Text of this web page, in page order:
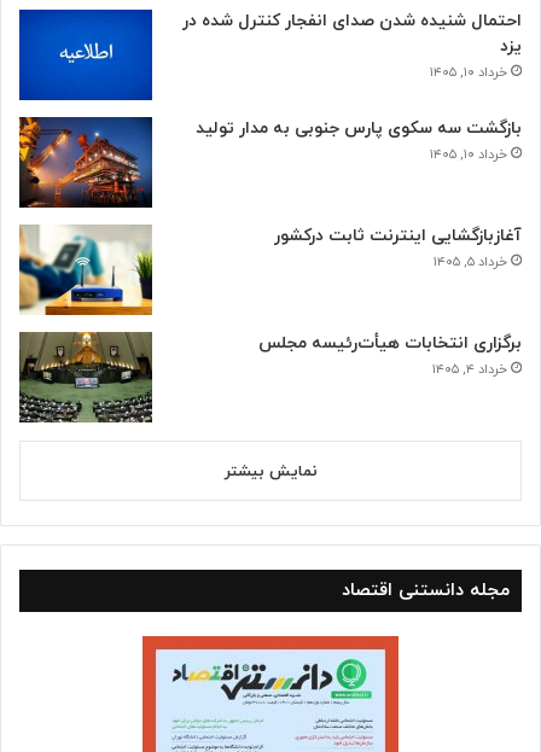
احتمال شنیده شدن صدای انفجار کنترل شده در
یزد
خرداد ۱۰, ۱۴۰۵
بازگشت سه سکوی پارس جنوبی به مدار تولید
خرداد ۱۰, ۱۴۰۵
آغازبازگشایی اینترنت ثابت درکشور
خرداد ۵, ۱۴۰۵
برگزاری انتخابات هیأت‌رئیسه مجلس
خرداد ۴, ۱۴۰۵
نمایش بیشتر
مجله دانستنی اقتصاد